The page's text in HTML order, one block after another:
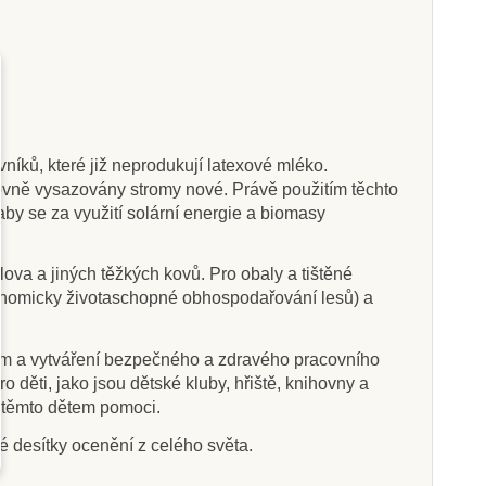
Oslík
do košíku Přidat do košíku
které již neprodukují latexové mléko.
vysazovány stromy nové. Právě použitím těchto
se za využití solární energie a biomasy
a jiných těžkých kovů. Pro obaly a tištěné
životaschopné obhospodařování lesů) a
a vytváření bezpečného a zdravého pracovního
děti, jako jsou dětské kluby, hřiště, knihovny a
dětem pomoci.
desítky ocenění z celého světa.